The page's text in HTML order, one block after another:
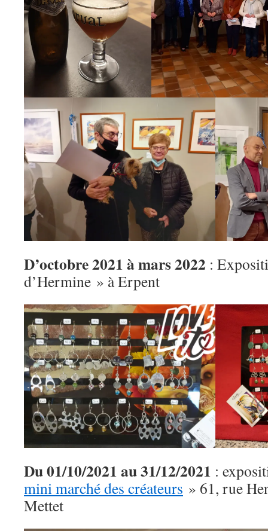
D’octobre 2021 à mars 2022 :
d’Hermine » à Erpent
Du 01/10/2021 au 31/12/2021 :
mini marché des créateurs » 61, rue
Mettet